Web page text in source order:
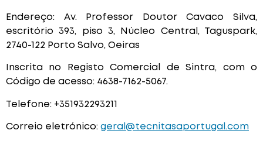
Endereço: Av. Professor Doutor Cavaco Silva,
escritório 393, piso 3, Núcleo Central, Taguspark,
2740-122 Porto Salvo, Oeiras
Inscrita no Registo Comercial de Sintra, com o
Código de acesso: 4638-7162-5067.
Telefone: +351932293211
Correio eletrónico: geral@tecnitasaportugal.com